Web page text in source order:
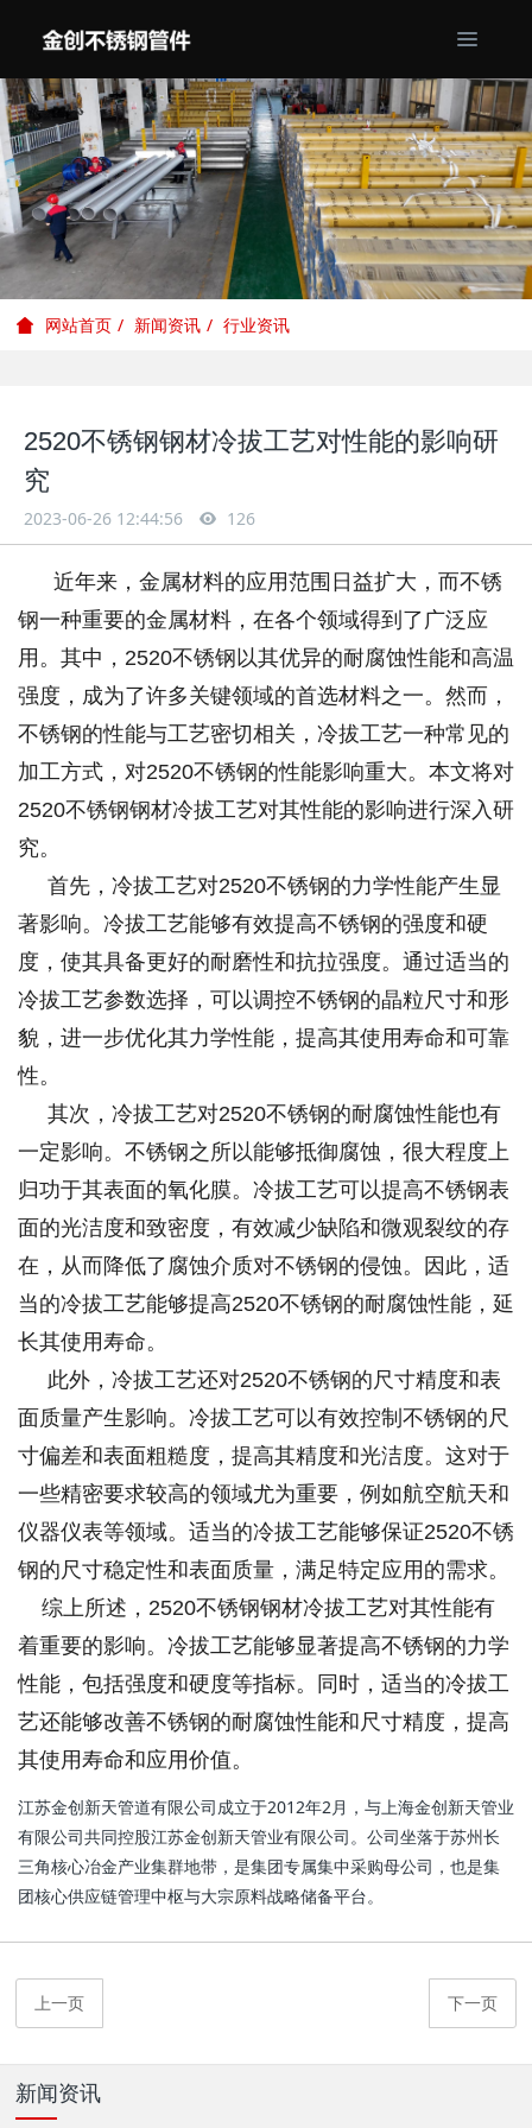
网站首页 新闻资讯 行业资讯
2520不锈钢钢材冷拔工艺对性能的影响研
究
2023-06-26 12:44:56 126
近年来，金属材料的应用范围日益扩大，而不锈
钢一种重要的金属材料，在各个领域得到了广泛应
用。其中，2520不锈钢以其优异的耐腐蚀性能和高温
强度，成为了许多关键领域的首选材料之一。然而，
不锈钢的性能与工艺密切相关，冷拔工艺一种常见的
加工方式，对2520不锈钢的性能影响重大。本文将对
2520不锈钢钢材冷拔工艺对其性能的影响进行深入研
究。
首先，冷拔工艺对2520不锈钢的力学性能产生显
著影响。冷拔工艺能够有效提高不锈钢的强度和硬
度，使其具备更好的耐磨性和抗拉强度。通过适当的
冷拔工艺参数选择，可以调控不锈钢的晶粒尺寸和形
貌，进一步优化其力学性能，提高其使用寿命和可靠
性。
其次，冷拔工艺对2520不锈钢的耐腐蚀性能也有
一定影响。不锈钢之所以能够抵御腐蚀，很大程度上
归功于其表面的氧化膜。冷拔工艺可以提高不锈钢表
面的光洁度和致密度，有效减少缺陷和微观裂纹的存
在，从而降低了腐蚀介质对不锈钢的侵蚀。因此，适
当的冷拔工艺能够提高2520不锈钢的耐腐蚀性能，延
长其使用寿命。
此外，冷拔工艺还对2520不锈钢的尺寸精度和表
面质量产生影响。冷拔工艺可以有效控制不锈钢的尺
寸偏差和表面粗糙度，提高其精度和光洁度。这对于
一些精密要求较高的领域尤为重要，例如航空航天和
仪器仪表等领域。适当的冷拔工艺能够保证2520不锈
钢的尺寸稳定性和表面质量，满足特定应用的需求。
综上所述，2520不锈钢钢材冷拔工艺对其性能有
着重要的影响。冷拔工艺能够显著提高不锈钢的力学
性能，包括强度和硬度等指标。同时，适当的冷拔工
艺还能够改善不锈钢的耐腐蚀性能和尺寸精度，提高
其使用寿命和应用价值。
江苏金创新天管道有限公司成立于2012年2月，与上海金创新天管业
有限公司共同控股江苏金创新天管业有限公司。公司坐落于苏州长
三角核心冶金产业集群地带，是集团专属集中采购母公司，也是集
团核心供应链管理中枢与大宗原料战略储备平台。
上一页 下一页
新闻资讯